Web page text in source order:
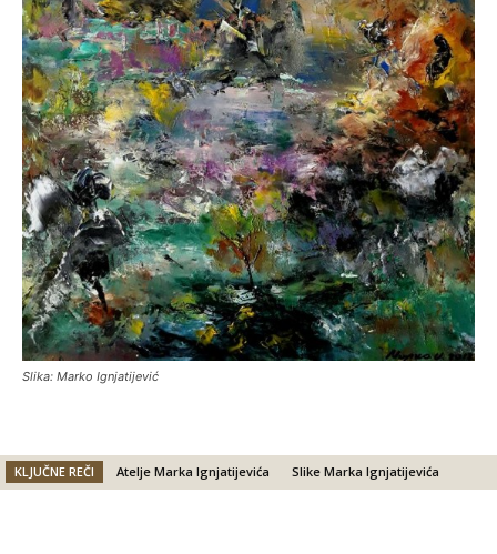
Slika: Marko Ignjatijević
KLJUČNE REČI Atelje Marka Ignjatijevića Slike Marka Ignjatijevića